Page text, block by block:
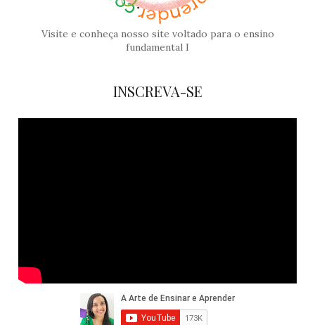
Visite e conheça nosso site voltado para o ensino
fundamental I
INSCREVA-SE